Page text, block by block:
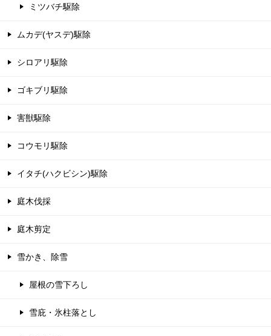
ミツバチ駆除
ムカデ(ヤスデ)駆除
シロアリ駆除
ゴキブリ駆除
害獣駆除
コウモリ駆除
イタチ(ハクビシン)駆除
庭木伐採
庭木剪定
雪かき、除雪
屋根の雪下ろし
雪庇・氷柱落とし